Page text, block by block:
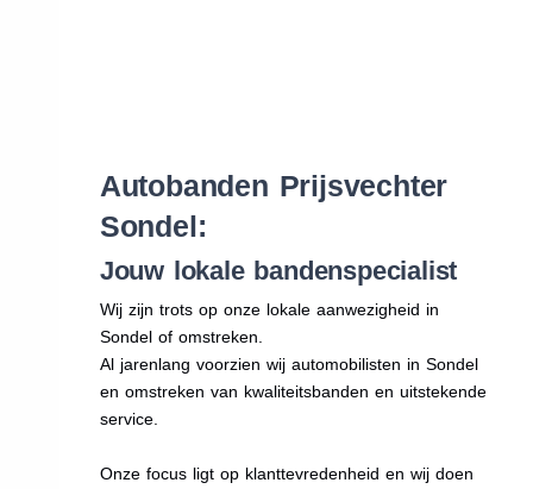
Autobanden Prijsvechter
Sondel:
Jouw lokale bandenspecialist
Wij zijn trots op onze lokale aanwezigheid in
Sondel of omstreken.
Al jarenlang voorzien wij automobilisten in Sondel
en omstreken van kwaliteitsbanden en uitstekende
service.
Onze focus ligt op klanttevredenheid en wij doen